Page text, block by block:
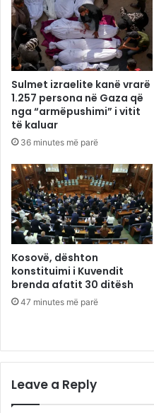
Sulmet izraelite kanë vrarë
1.257 persona në Gaza që
nga “armëpushimi” i vitit
të kaluar
36 minutes më parë
Kosovë, dështon
konstituimi i Kuvendit
brenda afatit 30 ditësh
47 minutes më parë
Leave a Reply